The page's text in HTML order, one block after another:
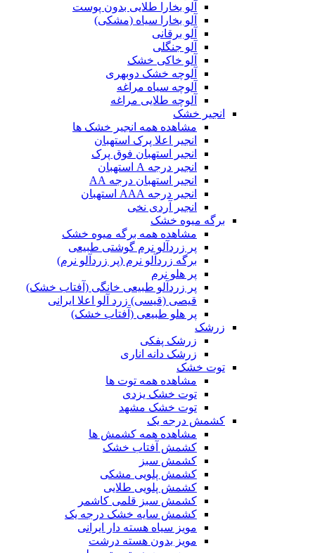
آلو بخارا طلایی بدون پوست
آلو بخارا سیاه (مشکی)
آلو برقانی
آلو جنگلی
آلو خاکی خشک
آلوچه خشک دوبهری
آلوچه سیاه مراغه
آلوچه طلایی مراغه
انجیر خشک
مشاهده همه انجیر خشک ها
انجیر اعلا پرک استهبان
انجیر استهبان فوق پرک
انجیر درجه A استهبان
انجیر استهبان درجه AA
انجیر درجه AAA استهبان
انجیر آردی نخی
برگه میوه خشک
مشاهده همه برگه میوه خشک
پر زردآلو نرم گوشتی طبیعی
برگه زردآلو نرم (پر زردآلو نرم)
پر هلو نرم
پر زردآلو طبیعی خانگی (آفتاب خشک)
قیصی (قیسی) زرد آلو اعلا ایرانی
پر هلو طبیعی (آفتاب خشک)
زرشک
زرشک پفکی
زرشک دانه اناری
توت خشک
مشاهده همه توت ها
توت خشک یزدی
توت خشک مشهد
کشمش درجه یک
مشاهده همه کشمش ها
کشمش آفتاب خشک
کشمش سبز
کشمش پلویی مشکی
کشمش پلویی طلایی
کشمش سبز قلمی کاشمر
کشمش سایه خشک درجه یک
مویز سیاه هسته دار ایرانی
مویز بدون هسته درشت